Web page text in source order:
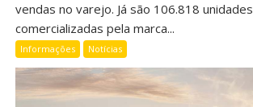
vendas no varejo. Já são 106.818 unidades
comercializadas pela marca...
Informações Notícias